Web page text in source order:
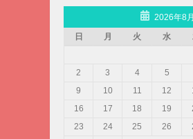
2026年8月
日
月 火 水
2
3 4 5
9
10 11 12
16
17 18 19
23
24 25 26